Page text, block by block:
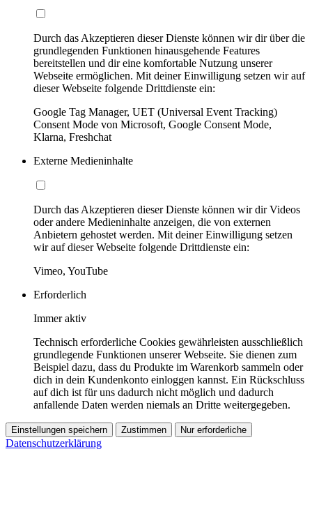
Durch das Akzeptieren dieser Dienste können wir dir über die
grundlegenden Funktionen hinausgehende Features
bereitstellen und dir eine komfortable Nutzung unserer
Webseite ermöglichen. Mit deiner Einwilligung setzen wir auf
dieser Webseite folgende Drittdienste ein:
Google Tag Manager, UET (Universal Event Tracking)
Consent Mode von Microsoft, Google Consent Mode,
Klarna, Freshchat
Externe Medieninhalte
Durch das Akzeptieren dieser Dienste können wir dir Videos
oder andere Medieninhalte anzeigen, die von externen
Anbietern gehostet werden. Mit deiner Einwilligung setzen
wir auf dieser Webseite folgende Drittdienste ein:
Vimeo, YouTube
Erforderlich
Immer aktiv
Technisch erforderliche Cookies gewährleisten ausschließlich
grundlegende Funktionen unserer Webseite. Sie dienen zum
Beispiel dazu, dass du Produkte im Warenkorb sammeln oder
dich in dein Kundenkonto einloggen kannst. Ein Rückschluss
auf dich ist für uns dadurch nicht möglich und dadurch
anfallende Daten werden niemals an Dritte weitergegeben.
Einstellungen speichern Zustimmen Nur erforderliche
Datenschutzerklärung